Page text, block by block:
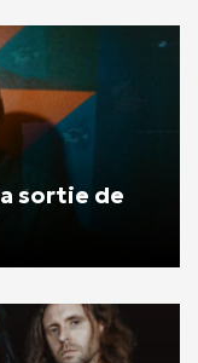
sortie de